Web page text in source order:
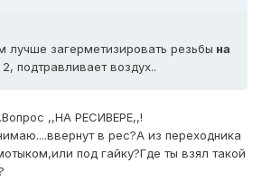
лучше загерметизировать резьбы на
подтравливает воздух..
,,НА РЕСИВЕРЕ,,!
в рес?А из переходника
под гайку?Где ты взял такой